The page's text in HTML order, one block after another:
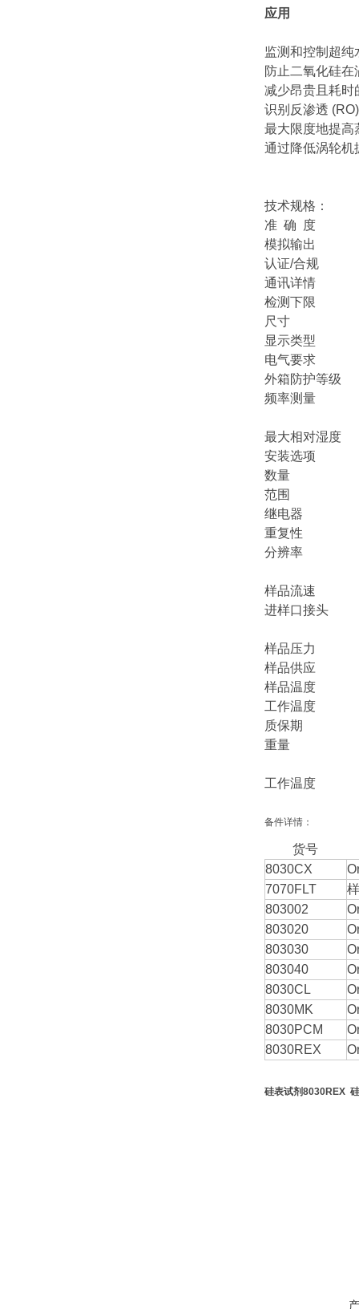
应用
监测和控制超纯
防止二氧化硅
减少昂贵且耗时
识别反渗透
最大限度地提高
通过降低涡轮机
技术规格：
准 确 度 ≤
模拟输出 两
认证/合规 安
通讯详情 输
检测下
尺寸 （长 x
显示类型
电气要求
外箱防护等
频率测量
最大相对湿
安装选项
数量
范围 0-
继电器 详
重复性 ≤
分辨率
样品流速
进样口接头
样品压力
样品供应 无
样品温度
工作温度
质保
重量 （英
工作温度
备件详情：
货号
8030CX
7070FLT
803002
803020
803030
803040
8030CL
8030MK
8030PCM
8030REX
硅表试剂8030REX